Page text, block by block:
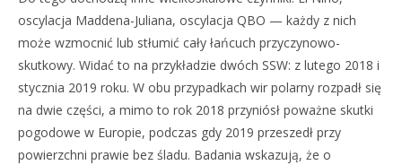
oscylacja Maddena-Juliana, oscylacja QBO — każdy z nich
może wzmocnić lub stłumić cały łańcuch przyczynowo-
skutkowy. Widać to na przykładzie dwóch SSW: z lutego 2018 i
stycznia 2019 roku. W obu przypadkach wir polarny rozpadł się
na dwie części, a mimo to rok 2018 przyniósł poważne skutki
pogodowe w Europie, podczas gdy 2019 przeszedł przy
powierzchni prawie bez śladu. Badania wskazują, że o